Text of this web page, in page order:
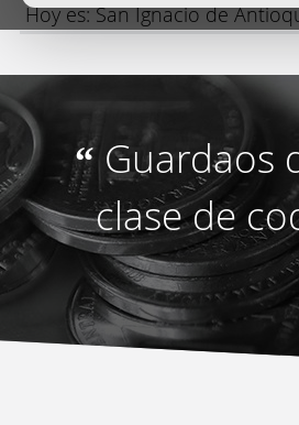
Hoy es: San Ignacio de
“Guardaos
clase de